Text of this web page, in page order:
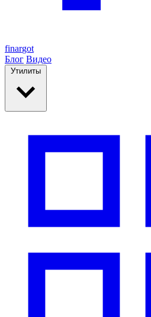
finargot
Блог Видео
Утилиты